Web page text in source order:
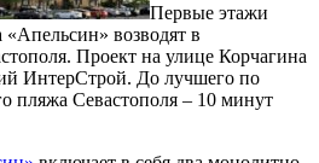
Первые этажи
возводят в
Проект на улице Корчагина
ИнтерСтрой. До лучшего по
пляжа Севастополя – 10 минут